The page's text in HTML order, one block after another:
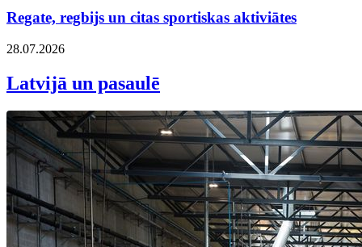
Regate, regbijs un citas sportiskas aktiviātes
28.07.2026
Latvijā un pasaulē